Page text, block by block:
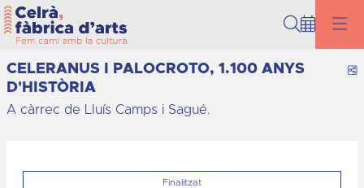
CELERANUS I PALOCROTO, 1.100 ANYS
D'HISTÒRIA
A càrrec de Lluís Camps i Sagué.
Finalitzat